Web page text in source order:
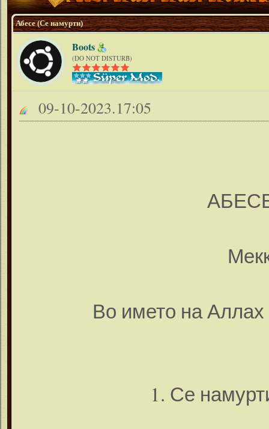
Абесе (Се намурти)
Boots
(DO NOT DISTURB)
09-10-2023.17:05
Во името на
1. Се